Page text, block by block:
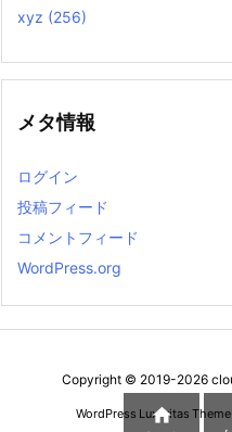
xyz (256)
メタ情報
ログイン
投稿フィード
コメントフィード
WordPress.org
Copyright © 2019-2026
WordPress Luxeritas
